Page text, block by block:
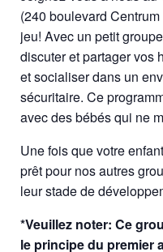
(240 boulevard
jeu! Avec un petit
discuter et partager vos
et socialiser dans un
sécuritaire. Ce
avec des bébés qui ne
Une fois que votre
prêt pour nos autres
leur stade de
*Veuillez noter: Ce
le principe du premier